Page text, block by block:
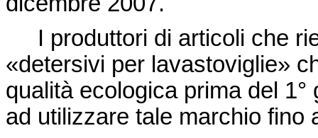
I produttori di articoli che
«detersivi per lavastoviglie»
qualità ecologica prima del 1°
ad utilizzare tale marchio fino